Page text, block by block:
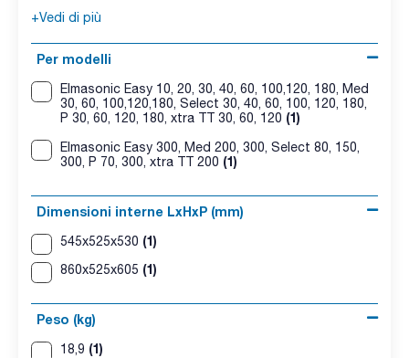
+Vedi di più
Per modelli
Elmasonic Easy 10, 20, 30, 40, 60, 100,120, 180, Med
30, 60, 100,120,180, Select 30, 40, 60, 100, 120, 180,
P 30, 60, 120, 180, xtra TT 30, 60, 120 (1)
Elmasonic Easy 300, Med 200, 300, Select 80, 150,
300, P 70, 300, xtra TT 200 (1)
Dimensioni interne LxHxP (mm)
545x525x530 (1)
860x525x605 (1)
Peso (kg)
18,9 (1)